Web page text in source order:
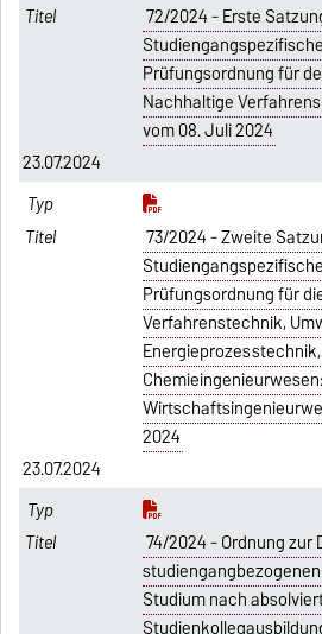
72/2024 - Erste
Prüfungsordnung für
Nachhaltige
vom 08. Juli 2024
23.07.2024
73/2024 - Zweite
Prüfungsordnung für
Verfahrenstechnik,
Energieprozesstechnik,
2024
23.07.2024
74/2024 - Ordnung
Studium nach